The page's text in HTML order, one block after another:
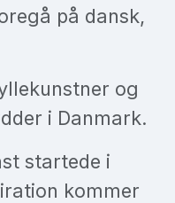
på dansk,
og
i Danmark.
startede i
kommer